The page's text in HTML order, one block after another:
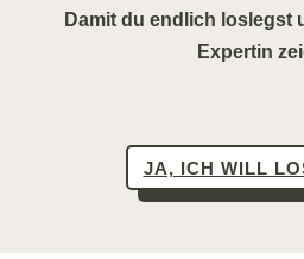
Damit du endlich loslegst
Expertin
JA, ICH WILL